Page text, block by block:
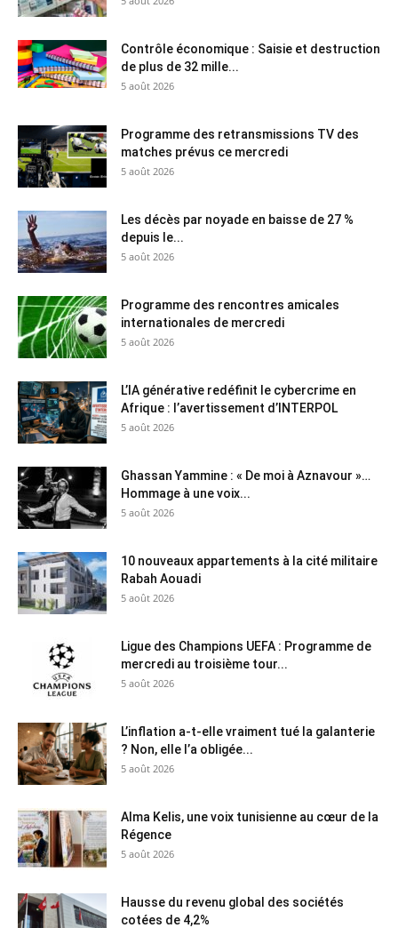
Contrôle économique : Saisie et destruction
de plus de 32 mille...
5 août 2026
Programme des retransmissions TV des
matches prévus ce mercredi
5 août 2026
Les décès par noyade en baisse de 27 %
depuis le...
5 août 2026
Programme des rencontres amicales
internationales de mercredi
5 août 2026
L’IA générative redéfinit le cybercrime en
Afrique : l’avertissement d’INTERPOL
5 août 2026
Ghassan Yammine : « De moi à Aznavour »…
Hommage à une voix...
5 août 2026
10 nouveaux appartements à la cité militaire
Rabah Aouadi
5 août 2026
Ligue des Champions UEFA : Programme de
mercredi au troisième tour...
5 août 2026
L’inflation a-t-elle vraiment tué la galanterie
? Non, elle l’a obligée...
5 août 2026
Alma Kelis, une voix tunisienne au cœur de la
Régence
5 août 2026
Hausse du revenu global des sociétés
cotées de 4,2%